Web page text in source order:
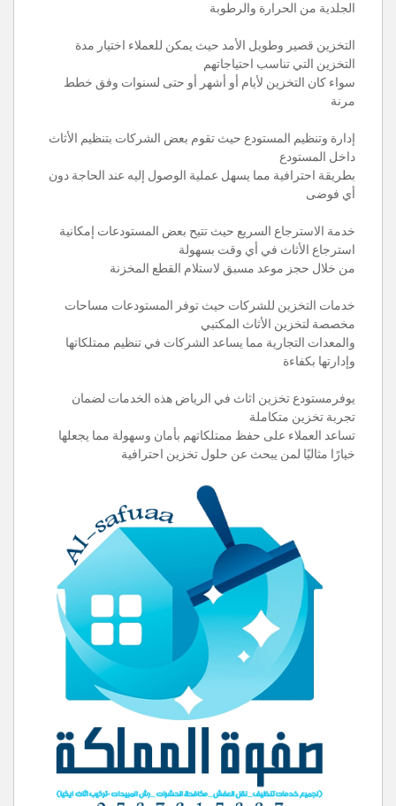
الجلدية من الحرارة والرطوبة
التخزين قصير وطويل الأمد حيث يمكن للعملاء اختيار مدة
التخزين التي تناسب احتياجاتهم
سواء كان التخزين لأيام أو أشهر أو حتى لسنوات وفق خطط
مرنة
إدارة وتنظيم المستودع حيث تقوم بعض الشركات بتنظيم الأثاث
داخل المستودع
بطريقة احترافية مما يسهل عملية الوصول إليه عند الحاجة دون
أي فوضى
خدمة الاسترجاع السريع حيث تتيح بعض المستودعات إمكانية
استرجاع الأثاث في أي وقت بسهولة
من خلال حجز موعد مسبق لاستلام القطع المخزنة
خدمات التخزين للشركات حيث توفر المستودعات مساحات
مخصصة لتخزين الأثاث المكتبي
والمعدات التجارية مما يساعد الشركات في تنظيم ممتلكاتها
وإدارتها بكفاءة
يوفرمستودع تخزين اثاث في الرياض هذه الخدمات لضمان
تجربة تخزين متكاملة
تساعد العملاء على حفظ ممتلكاتهم بأمان وسهولة مما يجعلها
خيارًا مثاليًا لمن يبحث عن حلول تخزين احترافية